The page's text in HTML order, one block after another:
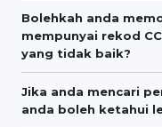
Bolehkah anda
mempunyai rekod
yang tidak baik?
Jika anda mencari
anda boleh ketahui